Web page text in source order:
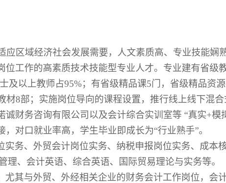
应区域经济社会发展需要，人文素质高、专业技能娴
工作的高素质技术技能型专业人才。专业建有省级
及以上教师占95%；有省级精品课5门，省级精品资
8部；实施岗位导向的课程设置，推行线上线下混合
财务咨询有限公司以及会计综合实训室等 “真实+模
对口就业率高，学生毕业即成长为“行业熟手”。
务、外贸会计岗位实务、纳税申报岗位实务、成本
、会计英语、综合英语、国际贸易理论与实务等。
尤其与外贸、外经相关企业的财务会计工作岗位，会